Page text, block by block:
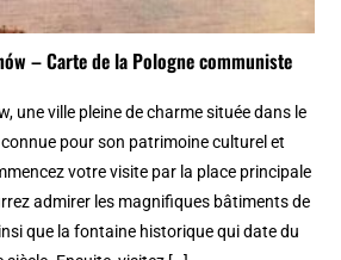
– Carte de la Pologne communiste
une ville pleine de charme située dans le
pour son patrimoine culturel et
votre visite par la place principale
admirer les magnifiques bâtiments de
que la fontaine historique qui date du